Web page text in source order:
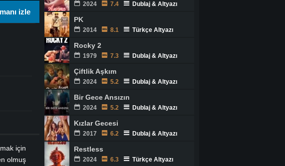
izle
için
olmuş
2024 7.4 Dublaj & Altyazı
PK
2014 8.1 Türkçe Altyazı
Rocky 2
1979 7.3 Dublaj & Altyazı
Çiftlik Aşkım
2024 5.2 Dublaj & Altyazı
Bir Gece Ansızın
2024 5.2 Dublaj & Altyazı
Kızlar Gecesi
2017 6.2 Dublaj & Altyazı
Restless
2024 6.3 Türkçe Altyazı